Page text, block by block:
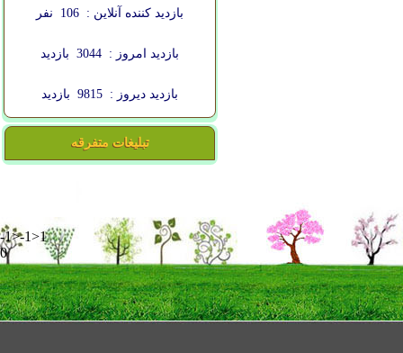
بازدید کننده آنلاین : 106 نفر
بازدید امروز : 3044 بازدید
بازدید دیروز : 9815 بازدید
تبلیغات متفرقه
-1>-1>1
0